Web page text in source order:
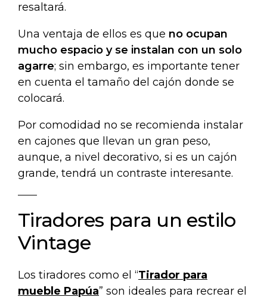
resaltará.
Una ventaja de ellos es que no ocupan
mucho espacio y se instalan con un solo
agarre; sin embargo, es importante tener
en cuenta el tamaño del cajón donde se
colocará.
Por comodidad no se recomienda instalar
en cajones que llevan un gran peso,
aunque, a nivel decorativo, si es un cajón
grande, tendrá un contraste interesante.
Tiradores para un estilo
Vintage
Los tiradores como el “Tirador para
mueble Papúa” son ideales para recrear el